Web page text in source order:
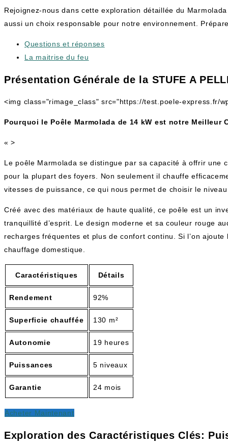
Rejoignez-nous dans cette exploration détaillée du
aussi un choix responsable pour notre environnement.
Questions et réponses
La maitrise du feu
Présentation Générale de la STUFE A
<img class="rimage_class" src="https://test.poele-express.fr/
Pourquoi le Poêle Marmolada de 14 kW est notre Meilleur
« >
Le poêle Marmolada se distingue par sa capacité à offrir une
pour la plupart des foyers. Non seulement il chauffe
vitesses de puissance, ce qui nous permet de choisir le
Créé avec des matériaux de haute qualité, ce poêle est un
tranquillité d’esprit. Le design moderne et sa couleur rouge
recharges fréquentes et plus de confort continu. Si l’on
chauffage domestique.
Caractéristiques Détails
Rendement 92%
Superficie chauffée 130 m²
Autonomie 19 heures
Puissances 5 niveaux
Garantie 24 mois
Acheter Maintenant
Exploration des Caractéristiques Clés: